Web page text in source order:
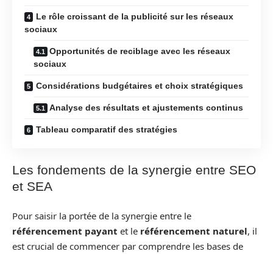
Le rôle croissant de la publicité sur les réseaux
sociaux
Opportunités de reciblage avec les réseaux
sociaux
Considérations budgétaires et choix stratégiques
Analyse des résultats et ajustements continus
Tableau comparatif des stratégies
Les fondements de la synergie entre SEO
et SEA
Pour saisir la portée de la synergie entre le
référencement payant et le référencement naturel, il
est crucial de commencer par comprendre les bases de